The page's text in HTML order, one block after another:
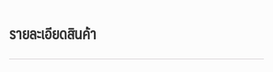
รายละเอียดสินค้า